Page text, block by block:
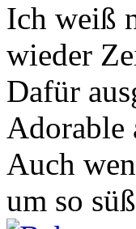
Ich weiß
wieder
Dafür
Adorable
Auch
um so